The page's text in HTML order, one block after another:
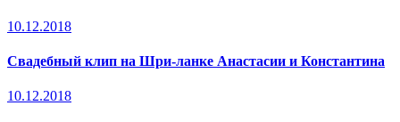
10.12.2018
Свадебный клип на Шри-ланке Анастасии и Константина
10.12.2018